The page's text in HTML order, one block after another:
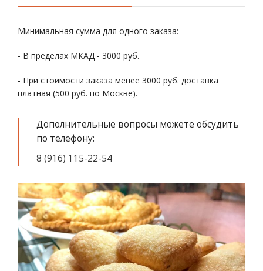
Минимальная сумма для одного заказа:
- В пределах МКАД - 3000 руб.
- При стоимости заказа менее 3000 руб. доставка
платная (500 руб. по Москве).
Дополнительные вопросы можете обсудить
по телефону:
8 (916) 115-22-54